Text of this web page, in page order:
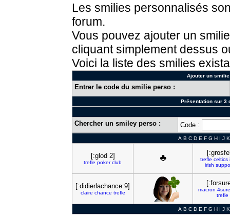
Les smilies personnalisés
forum.
Vous pouvez ajouter un
cliquant simplement dessus
Voici la liste des smilies
Ajouter un
Entrer le code du smilie perso :
Présentation sur 3
Chercher un smiley perso : Code :
A B C D E F G H I J K
[:glod 2]
trefle poker club
trefle celtics
irish
[:didierlachance:9]
claire chance trefle
macron 4sure
trefle
A B C D E F G H I J K